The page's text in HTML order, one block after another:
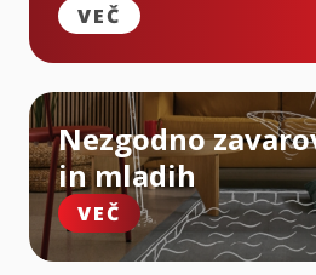
VEČ
Nezgodno
in mladih
VEČ